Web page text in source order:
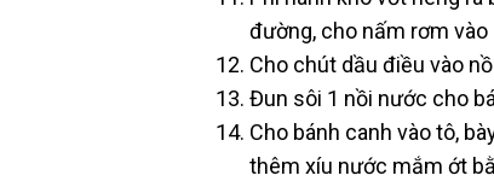
đường, cho nấm rơm
Cho chút dầu điều vào
Đun sôi 1 nồi nước cho
Cho bánh canh vào tô,
thêm xíu nước mắm ớt